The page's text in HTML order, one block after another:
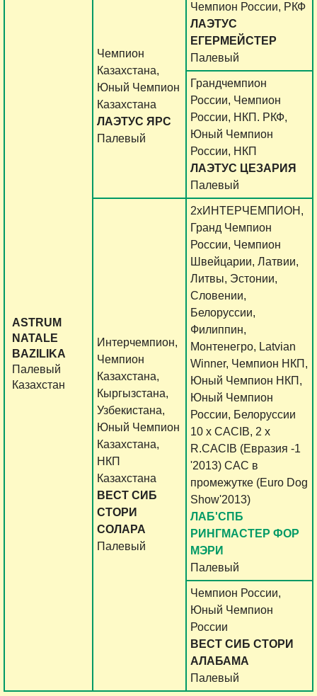
ASTRUM
NATALE
BAZILIKA
Палевый
Казахстан
Чемпион
Казахстана,
Юный Чемпион
Казахстана
ЛАЭТУС ЯРС
Палевый
Чемпион России, РКФ
ЛАЭТУС
ЕГЕРМЕЙСТЕР
Палевый
Грандчемпион
России, Чемпион
России, НКП. РКФ,
Юный Чемпион
России, НКП
ЛАЭТУС ЦЕЗАРИЯ
Палевый
Интерчемпион,
Чемпион
Казахстана,
Кыргызстана,
Узбекистана,
Юный Чемпион
Казахстана,
НКП
Казахстана
ВЕСТ СИБ
СТОРИ
СОЛАРА
Палевый
2xИНТЕРЧЕМПИОН,
Гранд Чемпион
России, Чемпион
Швейцарии, Латвии,
Литвы, Эстонии,
Словении,
Белоруссии,
Филиппин,
Монтенегро, Latvian
Winner, Чемпион НКП,
Юный Чемпион НКП,
Юный Чемпион
России, Белоруссии
10 х CACIB, 2 x
R.CACIB (Евразия -1
'2013) СAC в
промежутке (Euro Dog
Show'2013)
ЛАБ'СПБ
РИНГМАСТЕР ФОР
МЭРИ
Палевый
Чемпион России,
Юный Чемпион
России
ВЕСТ СИБ СТОРИ
АЛАБАМА
Палевый